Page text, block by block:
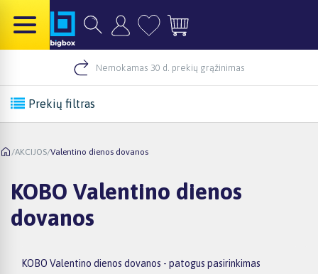
Nemokamas 30 d. prekių grąžinimas
Prekių filtras
/AKCIJOS/Valentino dienos dovanos
KOBO Valentino dienos
dovanos
KOBO Valentino dienos dovanos - patogus pasirinkimas